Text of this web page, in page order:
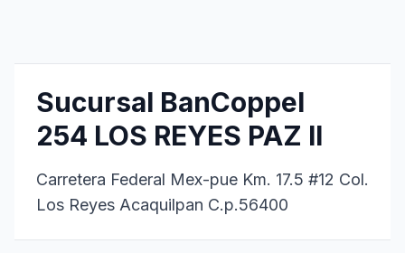
Sucursal BanCoppel
254 LOS REYES PAZ II
Carretera Federal Mex-pue Km. 17.5 #12 Col.
Los Reyes Acaquilpan C.p.56400